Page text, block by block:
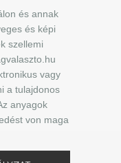
és annak
és képi
szellemi
vagy
a tulajdonos
anyagok
von maga